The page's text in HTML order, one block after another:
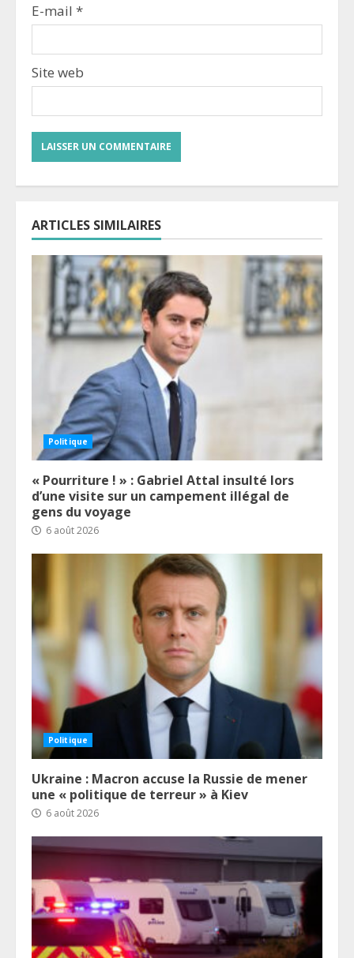
E-mail *
Site web
ARTICLES SIMILAIRES
Politique
« Pourriture ! » : Gabriel Attal insulté lors
d’une visite sur un campement illégal de
gens du voyage
6 août 2026
Politique
Ukraine : Macron accuse la Russie de mener
une « politique de terreur » à Kiev
6 août 2026